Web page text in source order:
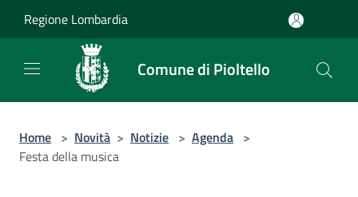
Regione Lombardia
Comune di Pioltello
Home > Novità > Notizie > Agenda >
Festa della musica